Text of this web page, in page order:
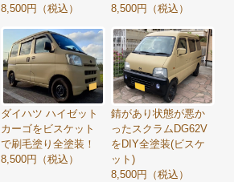
8,500円（税込）
8,500円（税込）
ダイハツ ハイゼット
カーゴをビスケット
で刷毛塗り全塗装！
8,500円（税込）
錆があり状態が悪か
ったスクラムDG62V
をDIY全塗装(ビスケ
ット)
8,500円（税込）